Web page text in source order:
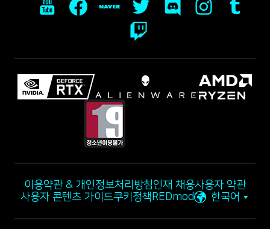
이용약관 & 개인정보처리방침인재 채용사용자 약관
사용자 콘텐츠 가이드쿠키정책 REDmod 한국어